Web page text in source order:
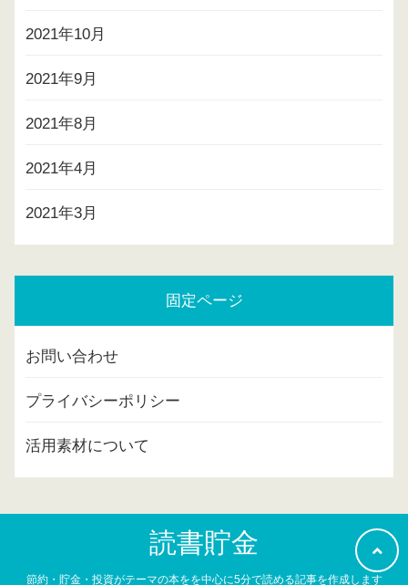
2021年10月
2021年9月
2021年8月
2021年4月
2021年3月
固定ページ
お問い合わせ
プライバシーポリシー
活用素材について
読書貯金
節約・貯金・投資がテーマの本をを中心に5分で読める記事を作成します